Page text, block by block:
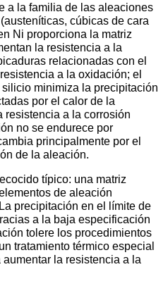
a la familia de las aleaciones
cúbicas de cara
Ni proporciona la matriz
la resistencia a la
relacionadas con el
a la oxidación; el
minimiza la precipitación
por el calor de la
resistencia a la corrosión
no se endurece por
principalmente por el
de la aleación.
típico: una matriz
de aleación
precipitación en el límite de
a la baja especificación
tolere los procedimientos
tratamiento térmico especial
la resistencia a la